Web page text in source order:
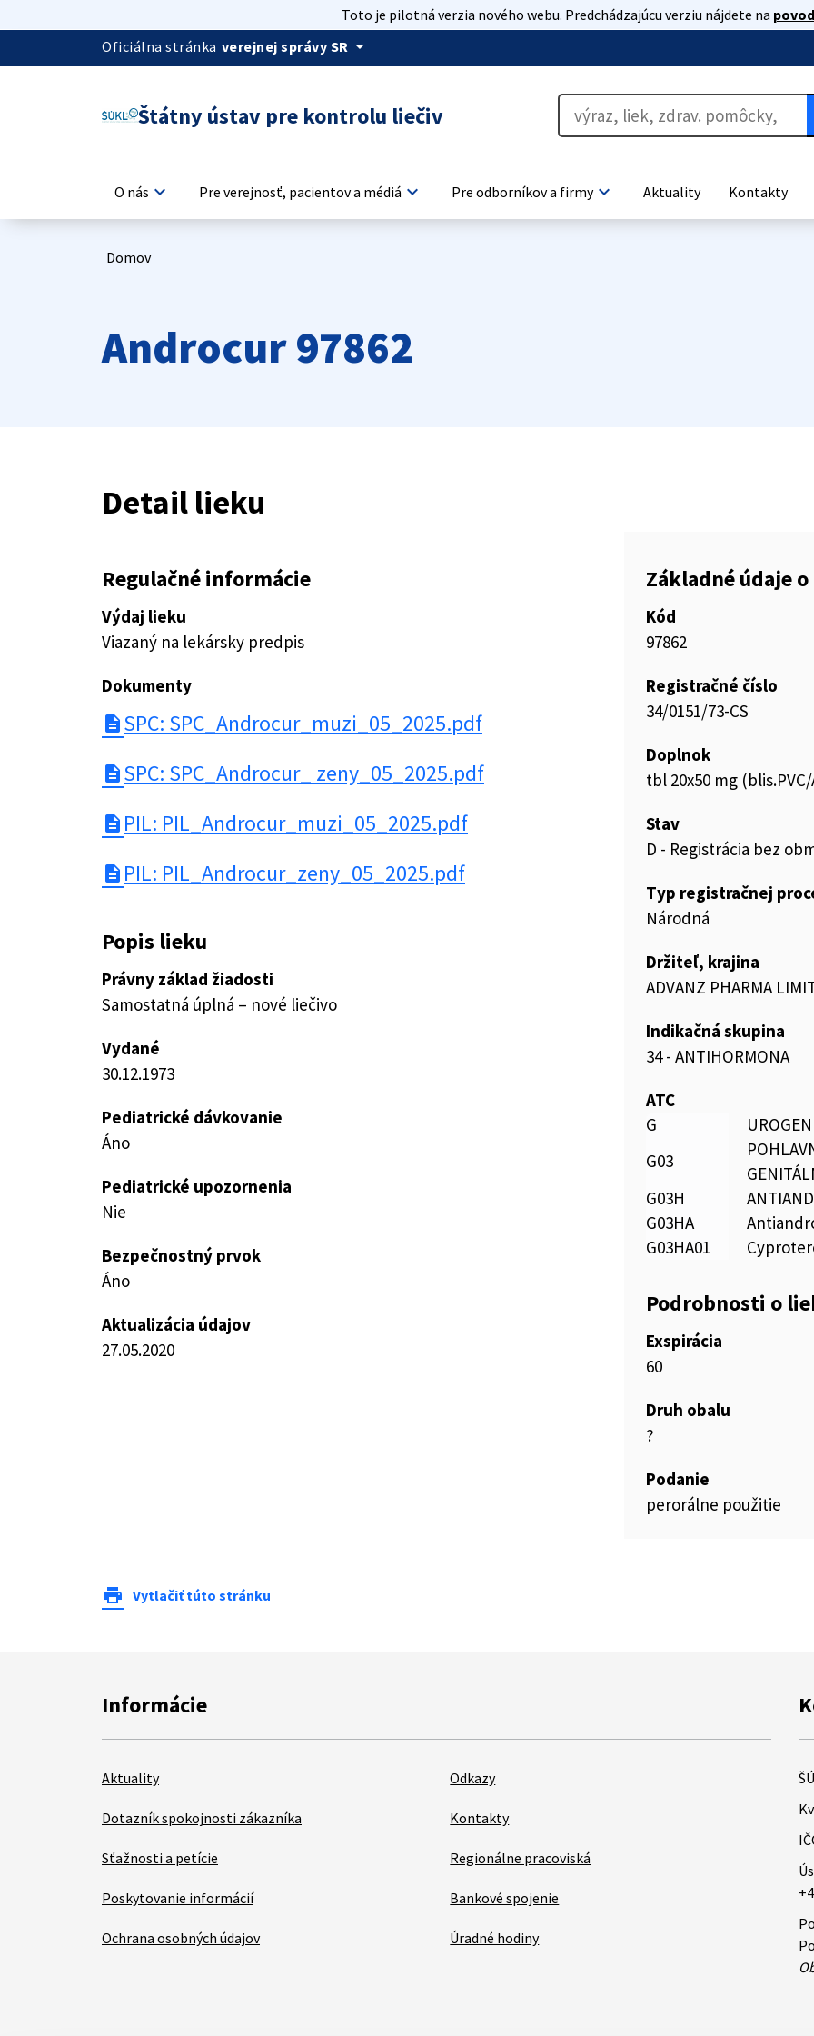
Toto je pilotná verzia nového webu. Predchádzajúcu verziu nájdete na
Oficiálna stránka verejnej správy SR arrow_drop_down
Štátny ústav pre kontrolu liečiv
O nás keyboard_arrow_down Pre verejnosť, pacientov a médiá keyboard_arrow_down Pre odborníkov a firmykeyboard_arrow_down Aktuality Kontakty
Domov
Androcur 97862
Detail lieku
Regulačné informácie
Výdaj lieku
Viazaný na lekársky predpis
Dokumenty
description SPC: SPC_Androcur_muzi_05_2025.pdf
description SPC: SPC_Androcur_ zeny_05_2025.pdf
description PIL: PIL_Androcur_muzi_05_2025.pdf
description PIL: PIL_Androcur_zeny_05_2025.pdf
Popis lieku
Právny základ žiadosti
Samostatná úplná – nové liečivo
Vydané
30.12.1973
Pediatrické dávkovanie
Áno
Pediatrické upozornenia
Nie
Bezpečnostný prvok
Áno
Aktualizácia údajov
27.05.2020
Základné údaje
Kód
97862
Registračné číslo
34/0151/73-CS
Doplnok
tbl 20x50 mg
Stav
D - Registrácia bez
Typ registračnej
Národná
Držiteľ, krajina
ADVANZ PHARMA
Indikačná skupina
34 - ANTIHORMONA
ATC
G
G03
G03H
G03HA
G03HA01
Podrobnosti o
Exspirácia
60
Druh obalu
?
Podanie
perorálne použitie
print Vytlačiť túto stránku
Informácie
Aktuality
Dotazník spokojnosti zákazníka
Sťažnosti a petície
Poskytovanie informácií
Ochrana osobných údajov
Odkazy
Kontakty
Regionálne pracoviská
Bankové spojenie
Úradné hodiny